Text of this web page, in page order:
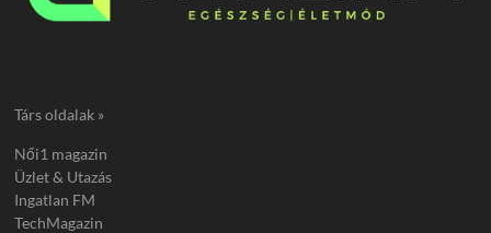
Társ oldalak »
Női1 magazin
Üzlet & Utazás
Ingatlan FM
TechMagazin